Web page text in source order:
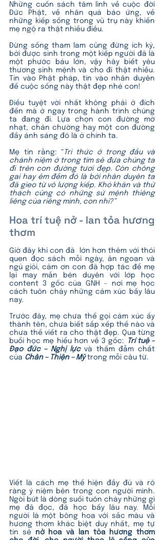
Những cuốn sách tâm linh về cuộc đời
Đức Phật, về nhân quả báo ứng, về
những kiếp sống trong vũ trụ này khiến
mẹ ngộ ra thật nhiều điều.
Đừng sống tham lam cũng đừng ích kỷ,
bởi được sinh trong một kiếp người đã là
một phước báu lớn, vậy hãy biết yêu
thương sinh mệnh và cho đi thật nhiều.
Tin vào Phật pháp, tin vào nhân duyên
để cuộc sống này thật đẹp nhé con!
Điều tuyệt vời nhất không phải ở đích
đến mà ở ngay trong hành trình chúng
ta đang đi. Lựa chọn con đường mờ
nhạt, chán chường hay một con đường
đầy ánh sáng đó là ở chính ta.
Mẹ tin rằng: “ Tri thức ở trong đầu và
chánh niệm ở trong tim sẽ đưa chúng ta
đi trên con đường tươi đẹp. Còn chông
gai hay êm đềm đó là bởi nhân duyên ta
đã gieo từ vô lượng kiếp. Khó khăn và thử
thách cũng có những sứ mệnh thiêng
liêng của riêng mình, con nhỉ?”
Hoa trí tuệ nở - lan tỏa hương
thơm
Giờ đây khi con đã  lớn hơn thêm với thói
quen đọc sách mỗi ngày, ăn ngoan và
ngủ giỏi, cảm ơn con đã hợp tác để mẹ
lại may mắn bén duyên với lớp học
content 3 gốc của GNH - nơi mẹ học
cách tuôn chảy những cảm xúc bấy lâu
nay.
Trước đây, mẹ chưa thể gọi cảm xúc ấy
thành tên, chưa biết sắp xếp thế nào và
chưa thể viết ra cho thật đẹp. Qua từng
buổi học mẹ hiểu hơn về 3 gốc:
Trí tuệ -
Đạo đức – Nghị lực và thấm đẫm chất
của Chân – Thiện – Mỹ trong mỗi câu từ.
Viết là cách mẹ thể hiện đầy đủ và rõ
ràng ý niệm bên trong con người mình.
Ngòi bút là dòng suối tuôn chảy những gì
mẹ đã đọc, đã học bấy lâu nay. Mỗi
người là một bông hoa với sắc màu và
hương thơm khác biệt duy nhất, mẹ tự
tin sẽ
nở hoa và lan tỏa hương thơm